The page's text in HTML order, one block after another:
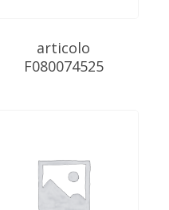
articolo
F080074525